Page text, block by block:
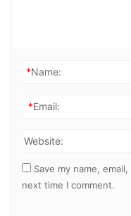
*Name:
*Email:
Website:
Save my name,
next time I comment.